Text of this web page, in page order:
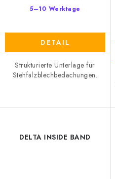
5–10 Werktage
DETAIL
Strukturierte Unterlage für
Stehfalzblechbedachungen.
DELTA INSIDE BAND